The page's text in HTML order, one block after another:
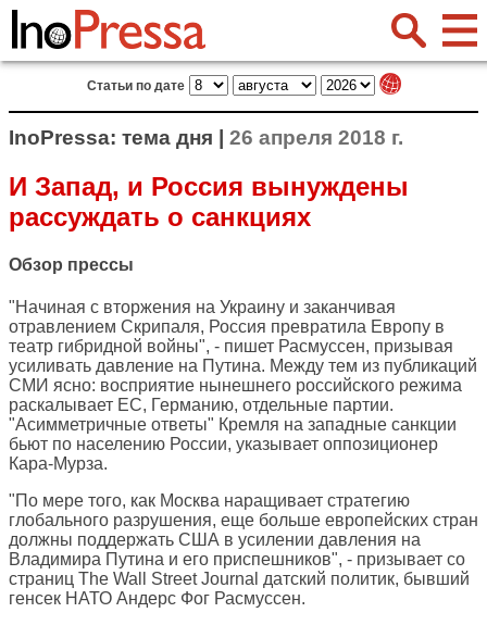
Статьи по дате
InoPressa: тема дня | 26 апреля 2018 г.
И Запад, и Россия вынуждены
рассуждать о санкциях
Обзор прессы
"Начиная с вторжения на Украину и заканчивая
отравлением Скрипаля, Россия превратила Европу в
театр гибридной войны", - пишет Расмуссен, призывая
усиливать давление на Путина. Между тем из публикаций
СМИ ясно: восприятие нынешнего российского режима
раскалывает ЕС, Германию, отдельные партии.
"Асимметричные ответы" Кремля на западные санкции
бьют по населению России, указывает оппозиционер
Кара-Мурза.
"По мере того, как Москва наращивает стратегию
глобального разрушения, еще больше европейских стран
должны поддержать США в усилении давления на
Владимира Путина и его приспешников", - призывает со
страниц The Wall Street Journal датский политик, бывший
генсек НАТО Андерс Фог Расмуссен.